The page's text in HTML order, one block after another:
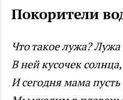
Покорители
Что такое лужа?
В ней кусочек
И сегодня мама